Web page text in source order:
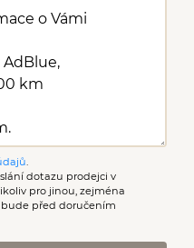
dotazu prodejci v
pro jinou, zejména
před doručením